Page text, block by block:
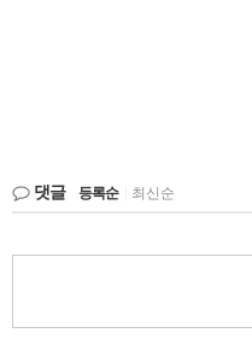
댓글 등록순 최신순